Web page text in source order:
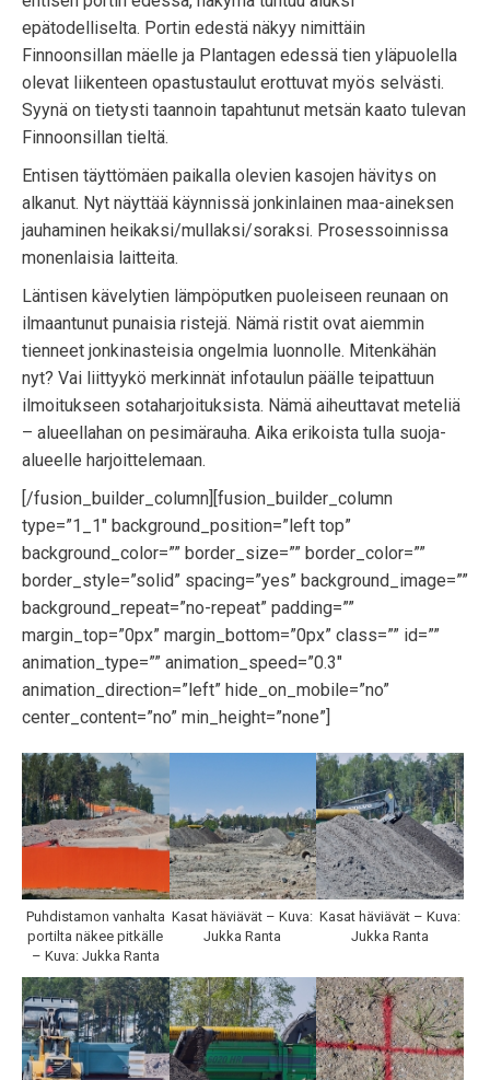
epätodelliselta. Portin edestä näkyy nimittäin
Finnoonsillan mäelle ja Plantagen edessä tien yläpuolella
olevat liikenteen opastustaulut erottuvat myös selvästi.
Syynä on tietysti taannoin tapahtunut metsän kaato tulevan
Finnoonsillan tieltä.
Entisen täyttömäen paikalla olevien kasojen hävitys on
alkanut. Nyt näyttää käynnissä jonkinlainen maa-aineksen
jauhaminen heikaksi/mullaksi/soraksi. Prosessoinnissa
monenlaisia laitteita.
Läntisen kävelytien lämpöputken puoleiseen reunaan on
ilmaantunut punaisia ristejä. Nämä ristit ovat aiemmin
tienneet jonkinasteisia ongelmia luonnolle. Mitenkähän
nyt? Vai liittyykö merkinnät infotaulun päälle teipattuun
ilmoitukseen sotaharjoituksista. Nämä aiheuttavat meteliä
– alueellahan on pesimärauha. Aika erikoista tulla suoja-
alueelle harjoittelemaan.
[/fusion_builder_column][fusion_builder_column
type=”1_1″ background_position=”left top”
background_color=”” border_size=”” border_color=””
border_style=”solid” spacing=”yes” background_image=””
background_repeat=”no-repeat” padding=””
margin_top=”0px” margin_bottom=”0px” class=”” id=””
animation_type=”” animation_speed=”0.3″
animation_direction=”left” hide_on_mobile=”no”
center_content=”no” min_height=”none”]
Puhdistamon vanhalta
portilta näkee pitkälle
– Kuva: Jukka Ranta
Kasat häviävät – Kuva:
Jukka Ranta
Kasat häviävät – Kuva:
Jukka Ranta